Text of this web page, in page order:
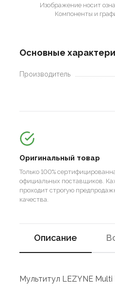
Изображение носит
Компоненты и
Основные
Производитель
Оригинальный товар
Только 100%
официальных поставщиков.
проходит строгую
качества.
Описание
Мультитул LEZYNE